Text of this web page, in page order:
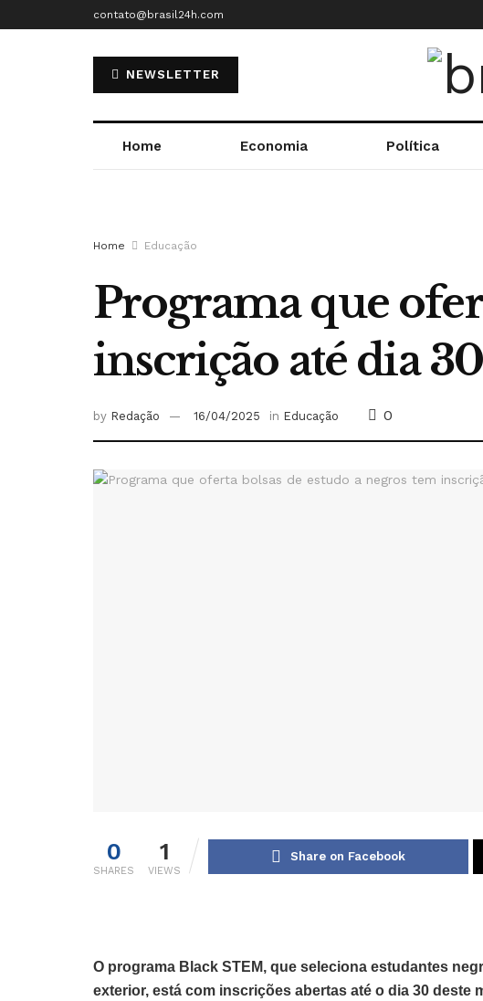
contato@brasil24h.com
NEWSLETTER
Home Economia Política
Home Educação
Programa que
inscrição até dia 30
by Redação 16/04/2025 in Educação 0
0
SHARES
1
VIEWS
Share on Facebook
O programa Black STEM, que seleciona estudantes
exterior, está com inscrições abertas até o dia 30 deste